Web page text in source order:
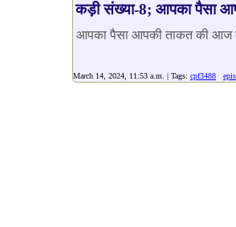
कड़ी संख्या-8; आपका पैसा
आपका पैसा आपकी ताकत की आज
March 14, 2024, 11:53 a.m. | Tags: cpf3488